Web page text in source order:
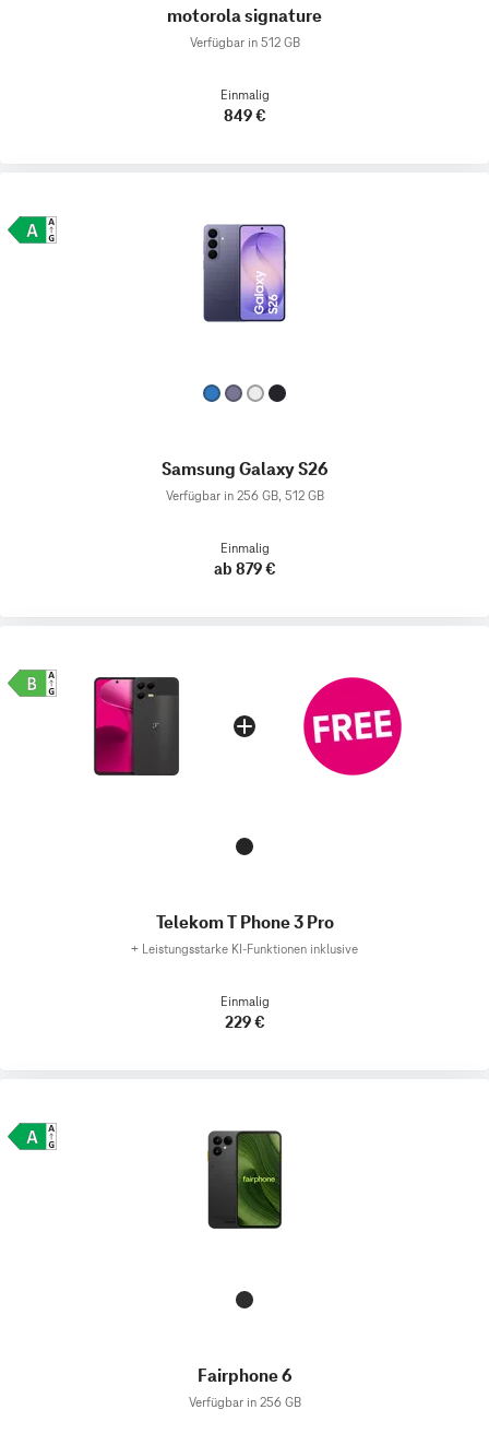
motorola signature
Verfügbar in 512 GB
Einmalig
849 €
Samsung Galaxy S26
Verfügbar in 256 GB, 512 GB
Einmalig
ab 879 €
Telekom T Phone 3 Pro
+ Leistungsstarke KI-Funktionen inklusive
Einmalig
229 €
Fairphone 6
Verfügbar in 256 GB